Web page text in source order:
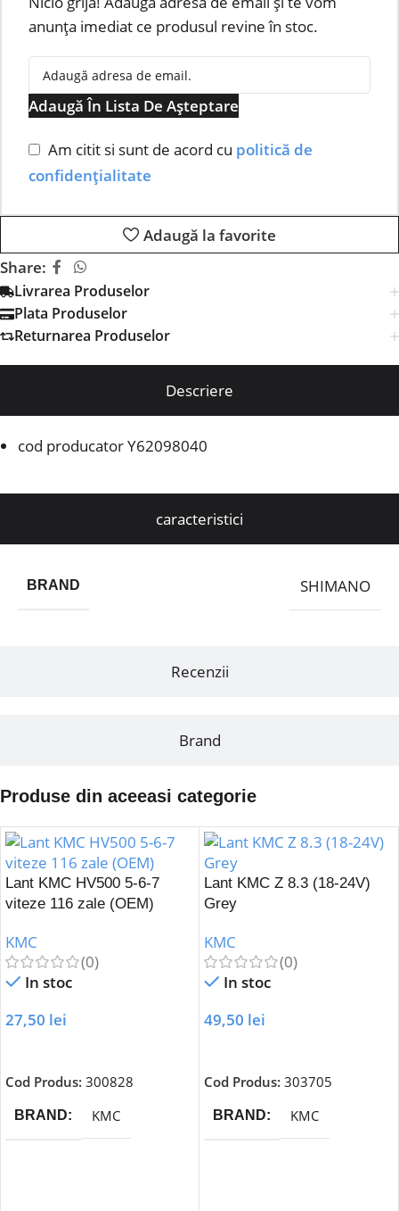
anunța imediat ce produsul revine în stoc.
Adaugă În Lista De Așteptare
Am citit si sunt de acord cu politică de
confidențialitate
Adaugă la favorite
Share:
Livrarea Produselor
Plata Produselor
Returnarea Produselor
Descriere
cod producator Y62098040
caracteristici
Recenzii
Brand
BRAND SHIMANO
Produse din aceeasi categorie
Lant KMC HV500 5-6-7
viteze 116 zale (OEM)
KMC
(0)
In stoc
27,50 lei
Cod Produs: 300828
BRAND KMC
Lant KMC Z 8.3 (18-24V)
Grey
KMC
(0)
In stoc
49,50 lei
Cod Produs: 303705
BRAND KMC